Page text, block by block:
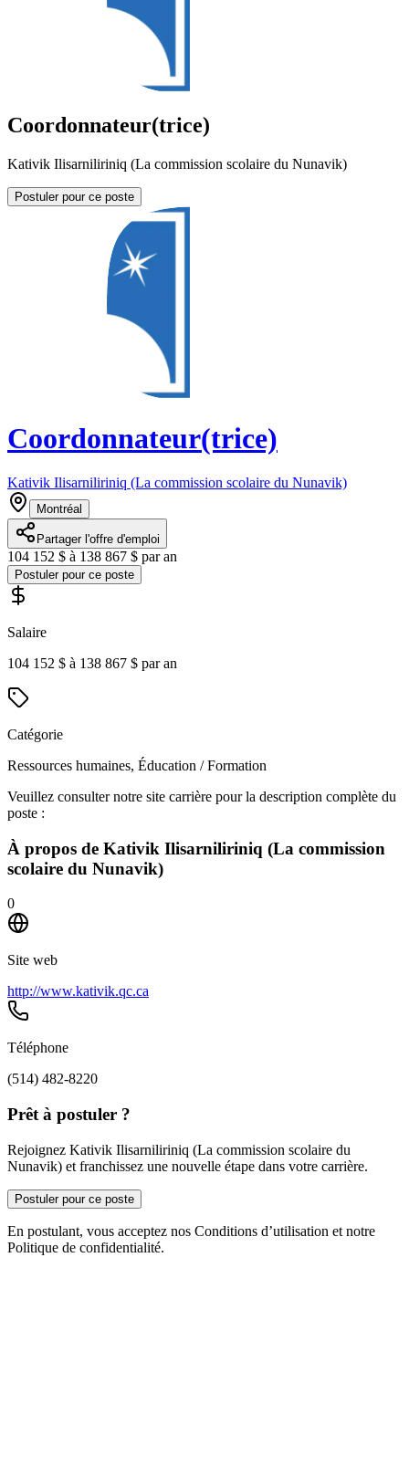
Coordonnateur(trice)
Kativik Ilisarniliriniq (La commission scolaire du Nunavik)
Postuler pour ce poste
Coordonnateur(trice)
Kativik Ilisarniliriniq (La commission scolaire du Nunavik)
Montréal
Partager l'offre d'emploi
104 152 $ à 138 867 $ par an
Postuler pour ce poste
Salaire
104 152 $ à 138 867 $ par an
Catégorie
Ressources humaines, Éducation / Formation
Veuillez consulter notre site carrière pour la description complète du
poste :
À propos de Kativik Ilisarniliriniq (La commission
scolaire du Nunavik)
0
Site web
http://www.kativik.qc.ca
Téléphone
(514) 482-8220
Prêt à postuler ?
Rejoignez Kativik Ilisarniliriniq (La commission scolaire du
Nunavik) et franchissez une nouvelle étape dans votre carrière.
Postuler pour ce poste
En postulant, vous acceptez nos Conditions d’utilisation et notre
Politique de confidentialité.